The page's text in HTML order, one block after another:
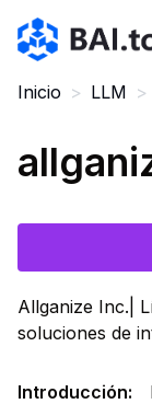
Bai.tools
Inicio > LLM >
Allganize Inc.|
soluciones de
Introducción: